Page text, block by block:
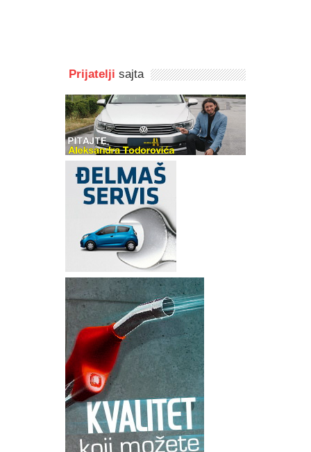
Prijatelji sajta